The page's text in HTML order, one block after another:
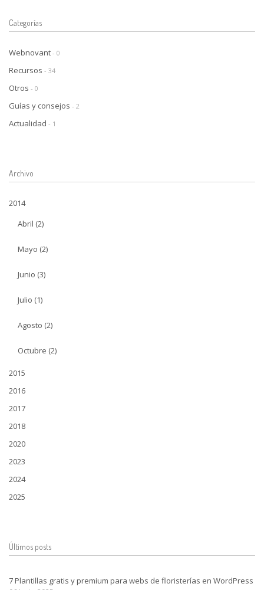
Categorías
Webnovant - 0
Recursos - 34
Otros - 0
Guías y consejos - 2
Actualidad - 1
Archivo
2014
Abril (2)
Mayo (2)
Junio (3)
Julio (1)
Agosto (2)
Octubre (2)
2015
2016
2017
2018
2020
2023
2024
2025
Últimos posts
7 Plantillas gratis y premium para webs de floristerías en WordPress